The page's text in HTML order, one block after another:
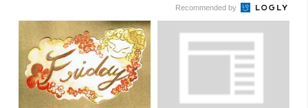
Recommended by